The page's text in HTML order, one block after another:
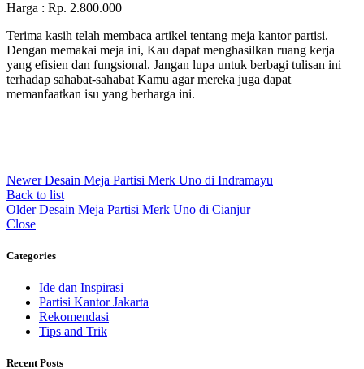
Harga : Rp. 2.800.000
Terima kasih telah membaca artikel tentang meja kantor partisi.
Dengan memakai meja ini, Kau dapat menghasilkan ruang kerja
yang efisien dan fungsional. Jangan lupa untuk berbagi tulisan ini
terhadap sahabat-sahabat Kamu agar mereka juga dapat
memanfaatkan isu yang berharga ini.
Newer Desain Meja Partisi Merk Uno di Indramayu
Back to list
Older Desain Meja Partisi Merk Uno di Cianjur
Close
Categories
Ide dan Inspirasi
Partisi Kantor Jakarta
Rekomendasi
Tips and Trik
Recent Posts